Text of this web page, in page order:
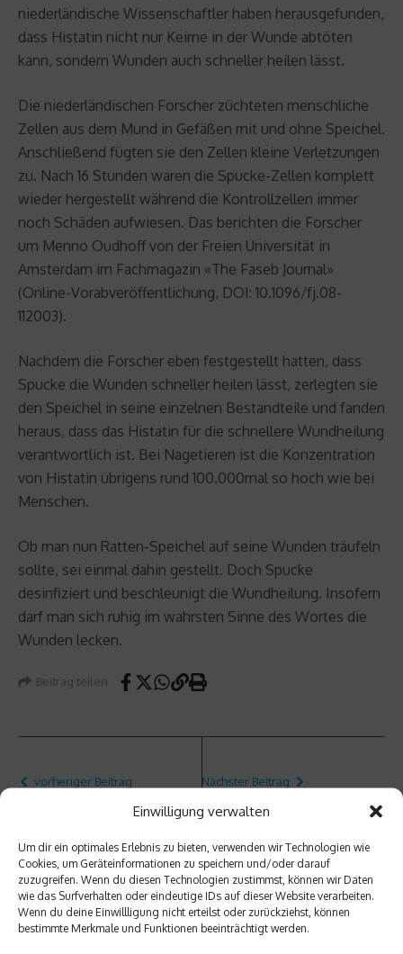
Einwilligung verwalten
Um dir ein optimales Erlebnis zu bieten, verwenden wir Technologien wie
Cookies, um Geräteinformationen zu speichern und/oder darauf
zuzugreifen. Wenn du diesen Technologien zustimmst, können wir Daten
wie das Surfverhalten oder eindeutige IDs auf dieser Website verarbeiten.
Wenn du deine Einwillligung nicht erteilst oder zurückziehst, können
bestimmte Merkmale und Funktionen beeinträchtigt werden.
niederländische Wissenschaftler haben herausgefunden,
dass Histatin nicht nur Keime in der Wunde abtöten
kann, sondern Wunden auch schneller heilen lässt.
Die niederländischen Forscher züchteten menschliche
Zellen aus dem Mund in Gefäßen mit und ohne Speichel.
Anschließend fügten sie den Zellen kleine Verletzungen
zu. Nach 16 Stunden waren die Spucke-Zellen komplett
wieder hergestellt während die Kontrollzellen immer
noch Schäden aufwiesen. Das berichten die Forscher
um Menno Oudhoff von der Freien Universität in
Amsterdam im Fachmagazin «The Faseb Journal»
(Online-Vorabveröffentlichung, DOI: 10.1096/fj.08-
112003).
Nachdem die Forscher eben festgestellt hatten, dass
Spucke die Wunden schneller heilen lässt, zerlegten sie
den Speichel in seine einzelnen Bestandteile und fanden
heraus, dass das Histatin für die schnellere Wundheilung
verantwortlich ist. Bei Nagetieren ist die Konzentration
von Histatin übrigens rund 100.000mal so hoch wie bei
Menschen.
Ob man nun Ratten-Speichel auf seine Wunden träufeln
sollte, sei einmal dahin gestellt. Doch Spucke
desinfiziert und beschleunigt die Wundheilung. Insofern
darf man sich ruhig im wahrsten Sinne des Wortes die
Wunden lecken.
Beitrag teilen
vorheriger Beitrag
Red
Alps
2011 –
Alpenü
berque
rung
mal
Nächster Beitrag
Intern
e Trail
Runnin
g Elite
starte
t beim
11.